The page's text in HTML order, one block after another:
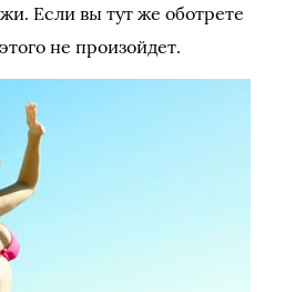
Если вы тут же оботрете
не произойдет.